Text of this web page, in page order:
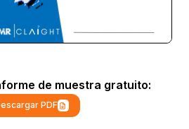
de muestra gratuito:
PDF